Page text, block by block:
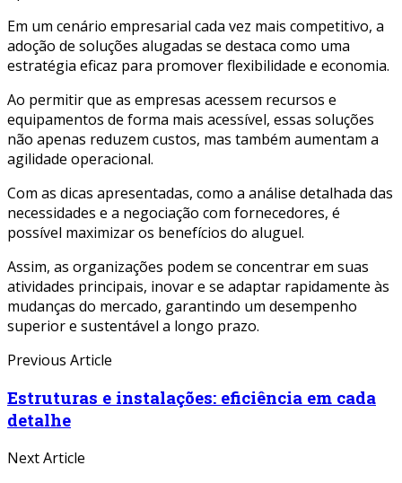
Em um cenário empresarial cada vez mais competitivo, a
adoção de soluções alugadas se destaca como uma
estratégia eficaz para promover flexibilidade e economia.
Ao permitir que as empresas acessem recursos e
equipamentos de forma mais acessível, essas soluções
não apenas reduzem custos, mas também aumentam a
agilidade operacional.
Com as dicas apresentadas, como a análise detalhada das
necessidades e a negociação com fornecedores, é
possível maximizar os benefícios do aluguel.
Assim, as organizações podem se concentrar em suas
atividades principais, inovar e se adaptar rapidamente às
mudanças do mercado, garantindo um desempenho
superior e sustentável a longo prazo.
Previous Article
Estruturas e instalações: eficiência em cada
detalhe
Next Article